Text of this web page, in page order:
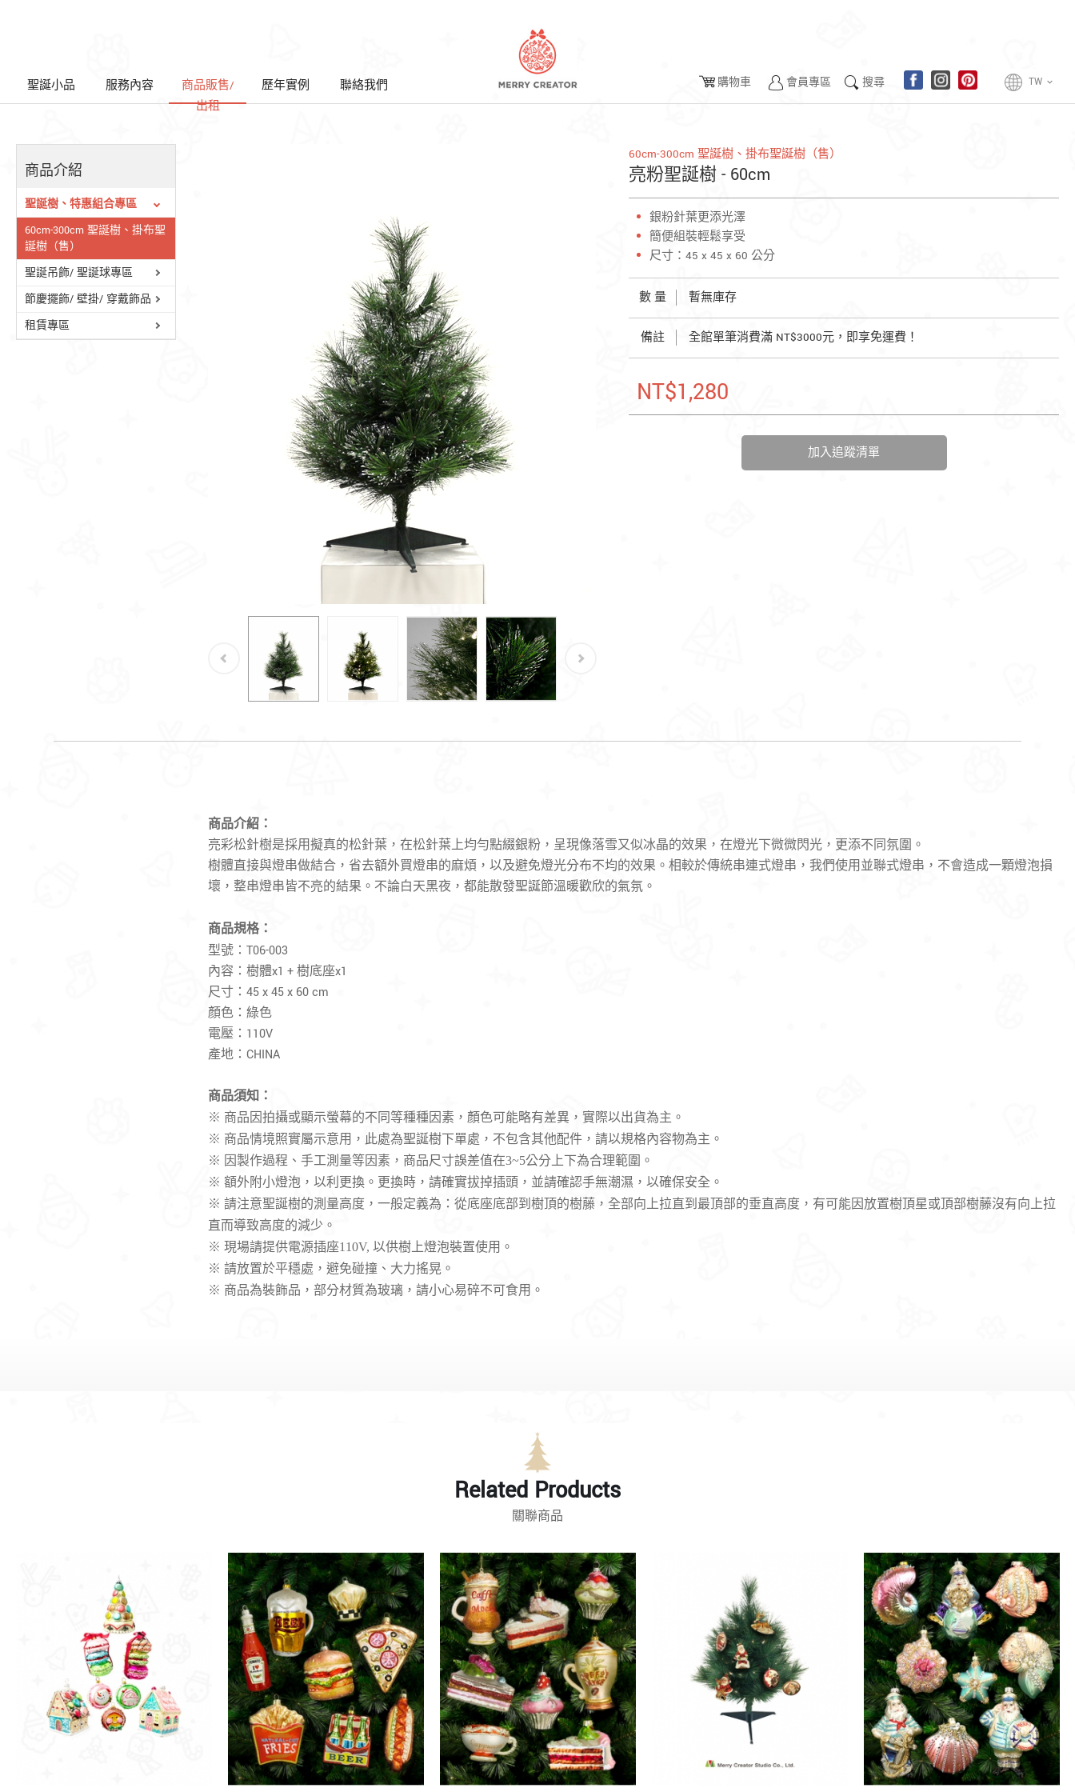
聖誕小品 服務內容
商品販售/
出租
歷年實例 聯絡我們 購物車 會員專區 搜尋 TW keyboard_arrow_down
60cm-300cm 聖誕樹、掛布聖誕樹（售）
亮粉聖誕樹 - 60cm
銀粉針葉更添光澤
簡便組裝輕鬆享受
尺寸：45 x 45 x 60 公分
數 量 暫無庫存
備註 全館單筆消費滿 NT$3000元，即享免運費！
NT$1,280
加入追蹤清單
商品介紹 ：
亮彩松針樹是採用擬真的松針葉，在松針葉上均勻點綴銀粉，呈現像落雪又似冰晶的效果，在燈光下微微閃光，更添不同氛圍。
樹體直接與燈串做結合，省去額外買燈串的麻煩，以及避免燈光分布不均的效果。相較於傳統串連式燈串，我們使用並聯式燈串，不會造成一顆燈泡損
壞，整串燈串皆不亮的結果。不論白天黑夜，都能散發聖誕節溫暖歡欣的氣氛。
商品規格：
型號：T06-003
內容：樹體x1 + 樹底座x1
尺寸：45 x 45 x 60 cm
顏色：綠色
電壓：110V
產地：CHINA
商品須知 ：
※ 商品因拍攝或顯示螢幕的不同等種種因素，顏色可能略有差異，實際以出貨為主。
※ 商品情境照實屬示意用，此處為聖誕樹下單處，不包含其他配件，請以規格內容物為主。
※ 因製作過程、手工測量等因素，商品尺寸誤差值在3~5公分上下為合理範圍。
※ 額外附小燈泡，以利更換。 更換時，請確實拔掉插頭，並請確認手無潮濕，以確保安全。
※ 請注意聖誕樹的測量高度，一般定義為：從底座底部到樹頂的樹藤，全部向上拉直到最頂部的垂直高度，有可能因放置樹頂星或頂部樹藤沒有向上拉
直而導致高度的減少。
※ 現場請提供電源插座110V, 以供樹上燈泡裝置使用。
※ 請放置於平穩處，避免碰撞、大力搖晃。
※ 商品為裝飾品，部分材質為玻璃，請小心易碎不可食用 。
商品介紹
聖誕樹、特惠組合專區
60cm-300cm 聖誕樹、掛布聖
誕樹（售）
聖誕吊飾/ 聖誕球專區
節慶擺飾/ 壁掛/ 穿戴飾品
租賃專區
關聯商品
Related Products